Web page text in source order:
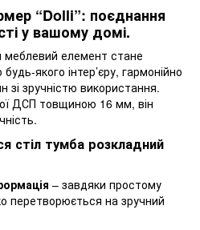
“Dolli”: поєднання
у вашому домі.
меблевий елемент стане
якого інтер’єру, гармонійно
зручністю використання.
ДСП товщиною 16 мм, він
стіл тумба розкладний
– завдяки простому
перетворюється на зручний